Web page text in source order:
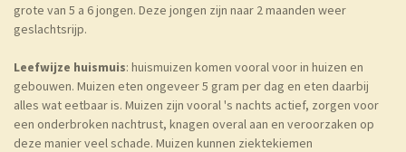
grote van 5 a 6 jongen. Deze jongen zijn naar 2 maanden weer
geslachtsrijp.
Leefwijze huismuis: huismuizen komen vooral voor in huizen en
gebouwen. Muizen eten ongeveer 5 gram per dag en eten daarbij
alles wat eetbaar is. Muizen zijn vooral 's nachts actief, zorgen voor
een onderbroken nachtrust, knagen overal aan en veroorzaken op
deze manier veel schade. Muizen kunnen ziektekiemen